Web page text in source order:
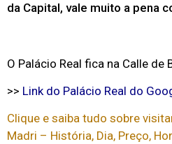
da Capital, vale muito a pena
O Palácio Real fica na Calle de
>> Link do Palácio Real do
Clique e saiba tudo sobre
Madri – História, Dia, Preço,